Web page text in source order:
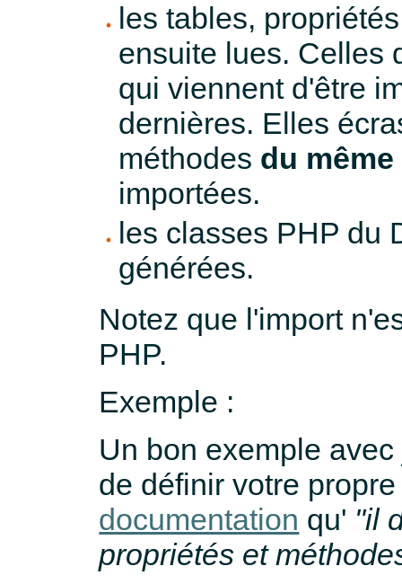
les tables,
ensuite lues. Celles
qui viennent d'être
dernières. Elles
méthodes du
importées.
les classes PHP du
générées.
Notez que l'import
PHP.
Exemple :
Un bon exemple
de définir votre
documentation qu' "il
propriétés et